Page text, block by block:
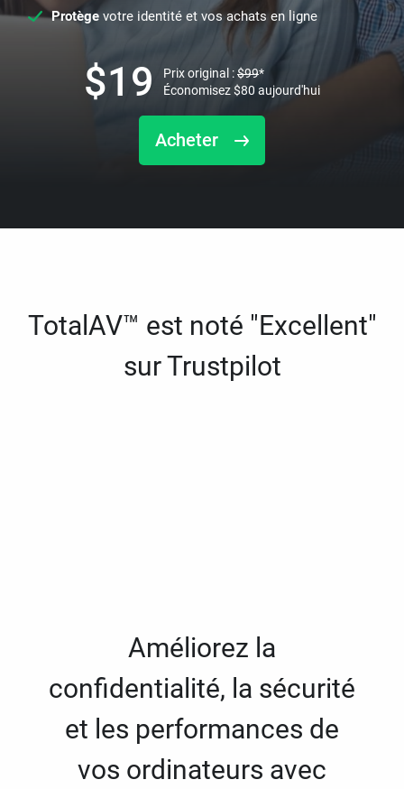
Protège votre identité et vos achats en ligne
Acheter
$19 Prix original :$99*
Économisez$80 aujourd'hui
TotalAV™ est noté "Excellent"
sur Trustpilot
Améliorez la
confidentialité, la sécurité
et les performances de
vos ordinateurs avec